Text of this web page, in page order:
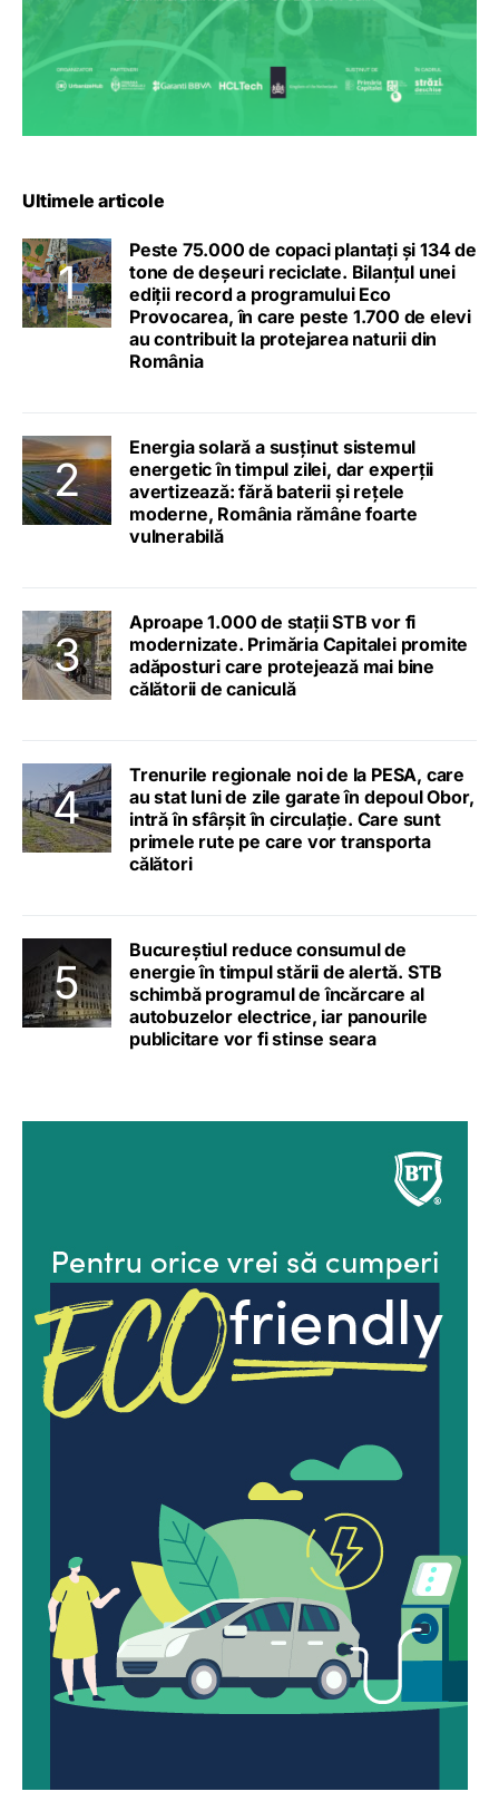
Ultimele articole
Peste 75.000 de copaci plantați și 134 de
tone de deșeuri reciclate. Bilanțul unei
ediții record a programului Eco
Provocarea, în care peste 1.700 de elevi
au contribuit la protejarea naturii din
România
Energia solară a susținut sistemul
energetic în timpul zilei, dar experții
avertizează: fără baterii și rețele
moderne, România rămâne foarte
vulnerabilă
Aproape 1.000 de stații STB vor fi
modernizate. Primăria Capitalei promite
adăposturi care protejează mai bine
călătorii de caniculă
Trenurile regionale noi de la PESA, care
au stat luni de zile garate în depoul Obor,
intră în sfârșit în circulație. Care sunt
primele rute pe care vor transporta
călători
Bucureștiul reduce consumul de
energie în timpul stării de alertă. STB
schimbă programul de încărcare al
autobuzelor electrice, iar panourile
publicitare vor fi stinse seara